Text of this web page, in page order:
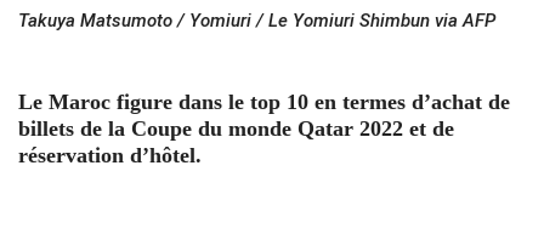
Takuya Matsumoto / Yomiuri / Le Yomiuri Shimbun via AFP
Le Maroc figure dans le top 10 en termes d’achat de
billets de la Coupe du monde Qatar 2022 et de
réservation d’hôtel.